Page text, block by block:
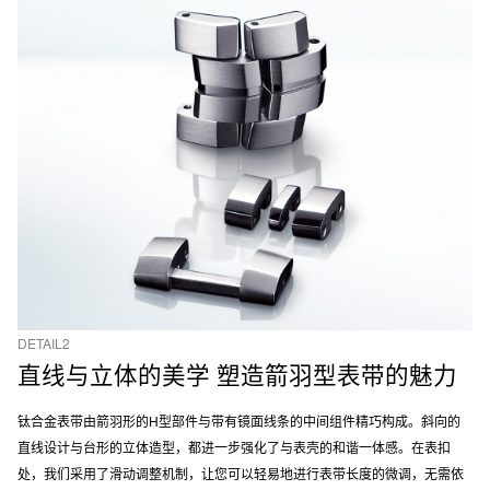
DETAIL2
直线与⽴体的美学 塑造箭⽻型表带的魅⼒
钛合⾦表带由箭⽻形的H型部件与带有镜⾯线条的中间组件精巧构成。斜向的
直线设计与台形的⽴体造型，都进⼀步强化了与表壳的和谐⼀体感。在表扣
处，我们采⽤了滑动调整机制，让您可以轻易地进⾏表带⻓度的微调，⽆需依